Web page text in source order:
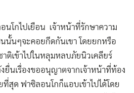
โกไปเยือน เจ้าหน้าที่รักษาความ
นั้นๆจะคอยกีดกันเขา โดยยกหรือ
ติเข้าไปในหลุมหลบภัยนิวเคลียร์
ยื่นเรื่องขออนุญาตจากเจ้าหน้าที่ท้อง
สุด ฟาซิลอนโกก็แอบเข้าไปได้โดย